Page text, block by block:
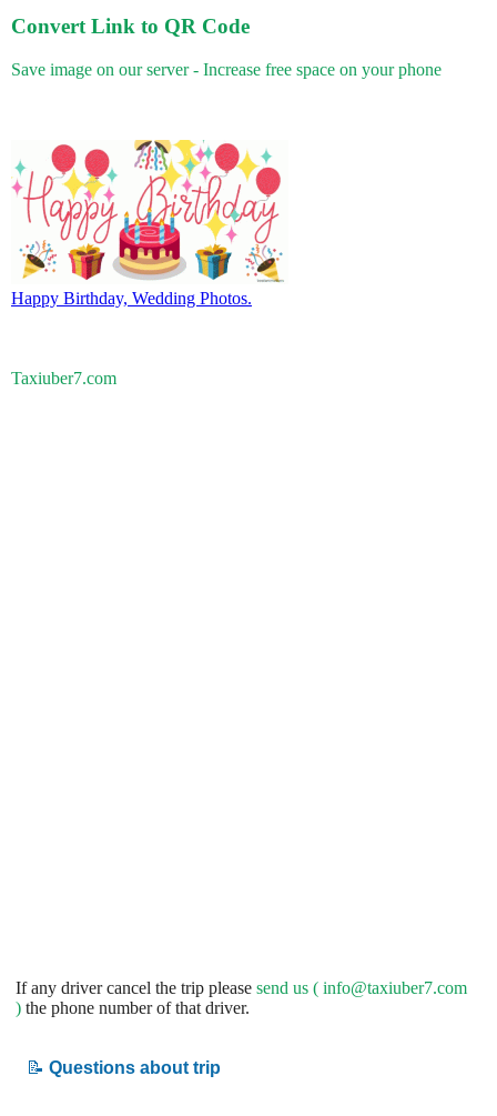
Convert Link to QR Code
Save image on our server - Increase free space on your phone
Happy Birthday, Wedding Photos.
Taxiuber7.com
If any driver cancel the trip please send us ( info@taxiuber7.com
) the phone number of that driver.
📝 Questions about trip